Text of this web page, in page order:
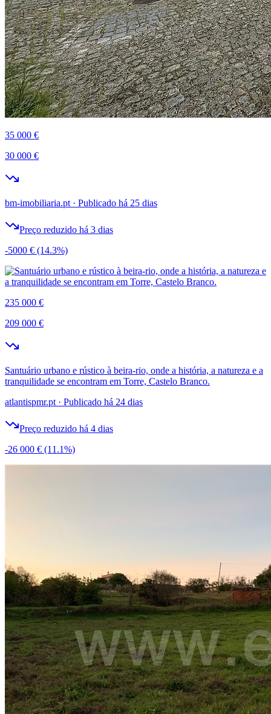
35 000 €
30 000 €
bm-imobiliaria.pt · Publicado há 25 dias
Preço reduzido há 3 dias
-5000 € (14.3%)
235 000 €
209 000 €
Santuário urbano e rústico à beira-rio, onde a história, a natureza e a
tranquilidade se encontram em Torre, Castelo Branco.
atlantispmr.pt · Publicado há 24 dias
Preço reduzido há 4 dias
-26 000 € (11.1%)